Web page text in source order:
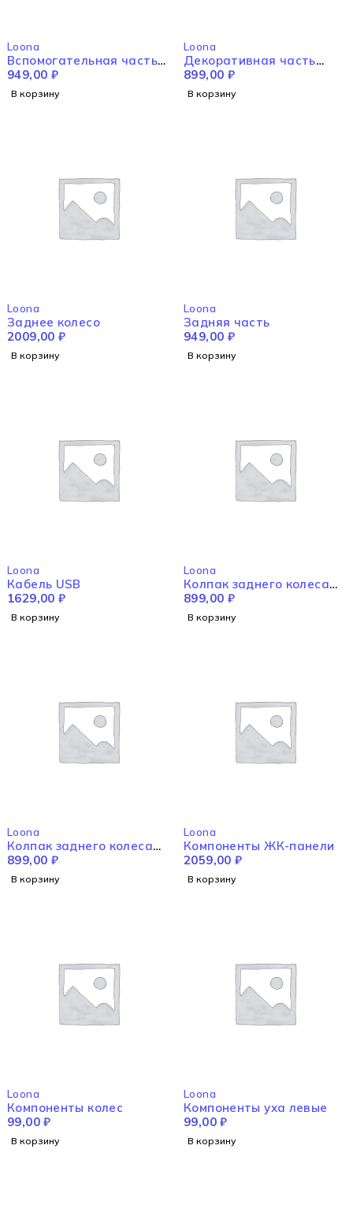
Loona
Вспомогательная часть
для заднего левого
колеса
949,00 ₽
В корзину
Loona
Декоративная часть
крышки
899,00 ₽
В корзину
Loona
Заднее колесо
2009,00 ₽
В корзину
Loona
Задняя часть
949,00 ₽
В корзину
Loona
Кабель USB
1629,00 ₽
В корзину
Loona
Колпак заднего колеса
левый
899,00 ₽
В корзину
Loona
Колпак заднего колеса
правый
899,00 ₽
В корзину
Loona
Компоненты ЖК-панели
2059,00 ₽
В корзину
Loona
Компоненты колес
99,00₽
В корзину
Loona
Компоненты уха левые
99,00₽
В корзину